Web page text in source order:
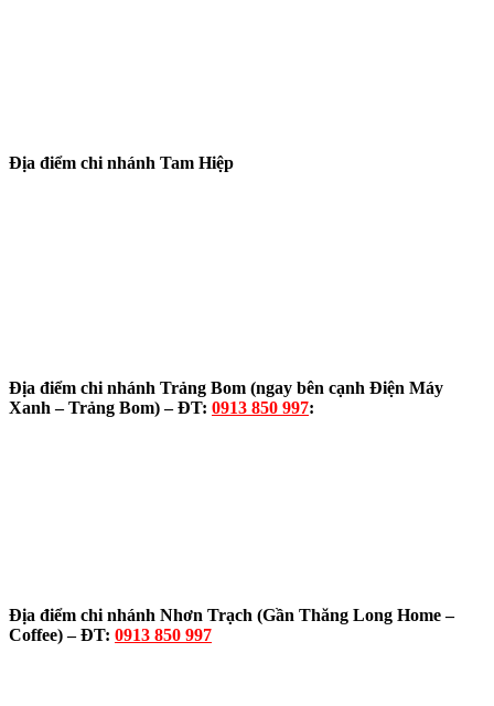
Địa điểm chi nhánh Tam Hiệp
Địa điểm chi nhánh Trảng Bom (ngay bên cạnh Điện Máy
Xanh – Trảng Bom) – ĐT: 0913 850 997:
Địa điểm chi nhánh Nhơn Trạch (Gần Thăng Long Home –
Coffee) – ĐT: 0913 850 997